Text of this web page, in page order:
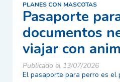
PLANES CON MASCOTAS
Pasaporte
documentos
viajar con
Publicado el 13/07/2026
El pasaporte para perro es el